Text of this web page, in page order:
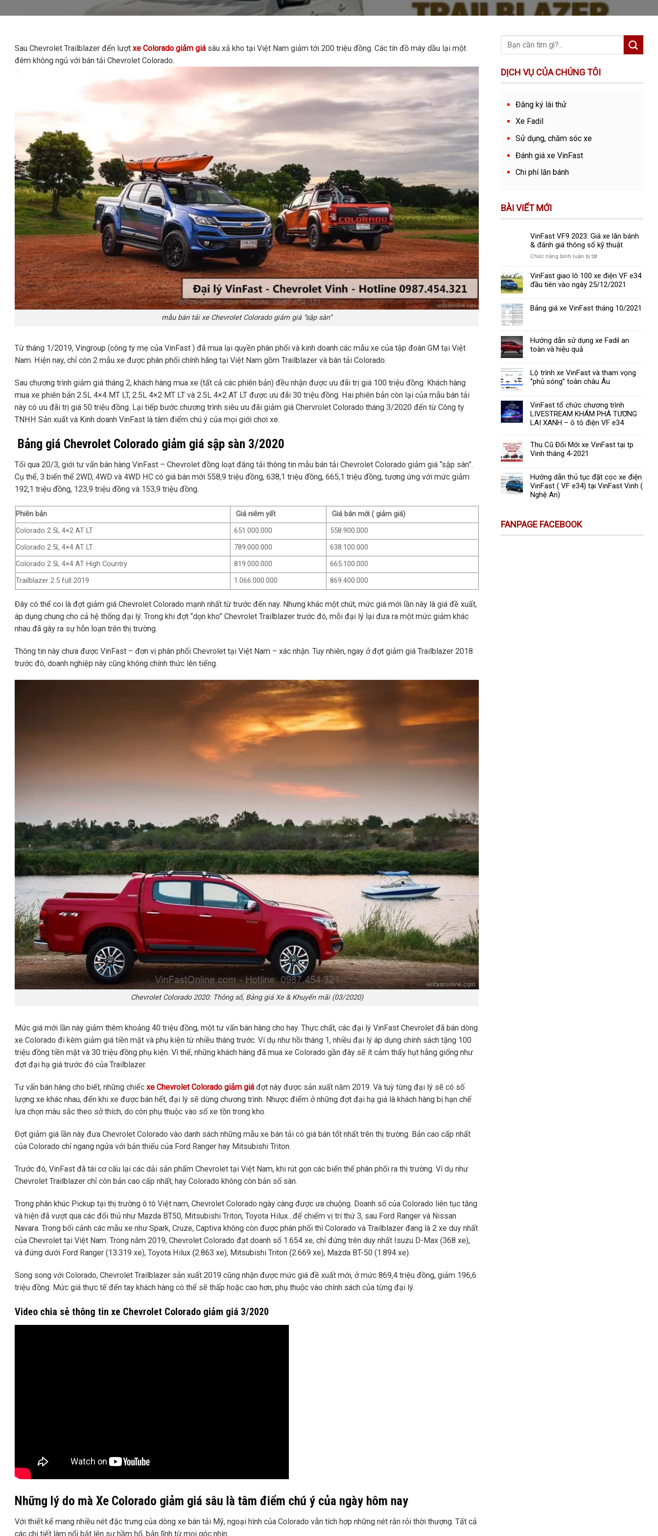
Sau Chevrolet Trailblazer đến lượt xe Colorado giảm giá sâu xả kho tại Việt Nam giảm tới 200 triệu đồng. Các tín đồ máy dầu lại một
đêm không ngủ với bán tải Chevrolet Colorado.
mẫu bán tải xe Chevrolet Colorado giảm giá “sập sàn”
Từ tháng 1/2019, Vingroup (công ty mẹ của VinFast ) đã mua lại quyền phân phối và kinh doanh các mẫu xe của tập đoàn GM tại Việt
Nam. Hiện nay, chỉ còn 2 mẫu xe được phân phối chính hãng tại Việt Nam gồm Trailblazer và bán tải Colorado.
Sau chương trình giảm giá tháng 2, khách hàng mua xe (tất cả các phiên bản) đều nhận được ưu đãi trị giá 100 triệu đồng. Khách hàng
mua xe phiên bản 2.5L 4×4 MT LT, 2.5L 4×2 MT LT và 2.5L 4×2 AT LT được ưu đãi 30 triệu đồng. Hai phiên bản còn lại của mẫu bán tải
này có ưu đãi trị giá 50 triệu đồng. Lại tiếp bước chương trình siêu ưu đãi giảm giá Chervrolet Colorado tháng 3/2020 đến từ Công ty
TNHH Sản xuất và Kinh doanh VinFast là tâm điểm chú ý của mọi giới chơi xe.
Bảng giá Chevrolet Colorado giảm giá sập sàn 3/2020
Tối qua 20/3, giới tư vấn bán hàng VinFast – Chevrolet đồng loạt đăng tải thông tin mẫu bán tải Chevrolet Colorado giảm giá “sập sàn”.
Cụ thể, 3 biến thể 2WD, 4WD và 4WD HC có giá bán mới 558,9 triệu đồng, 638,1 triệu đồng, 665,1 triệu đồng, tương ứng với mức giảm
192,1 triệu đồng, 123,9 triệu đồng và 153,9 triệu đồng.
Phiên bản Giá niêm yết
Giá bán mới ( giảm giá)
Colorado 2.5L 4×2 AT LT
651.000.000
558.900.000
Colorado 2.5L 4×4 AT LT
789.000.000
638.100.000
Colorado 2.5L 4×4 AT High Country
819.000.000
665.100.000
Trailblazer 2.5 full 2019
1.066.000.000 869.400.000
Đây có thể coi là đợt giảm giá Chevrolet Colorado mạnh nhất từ trước đến nay. Nhưng khác một chút, mức giá mới lần này là giá đề xuất,
áp dụng chung cho cả hệ thống đại lý. Trong khi đợt “dọn kho” Chevrolet Trailblazer trước đó, mỗi đại lý lại đưa ra một mức giảm khác
nhau đã gây ra sự hỗn loạn trên thị trường.
Thông tin này chưa được VinFast – đơn vị phân phối Chevrolet tại Việt Nam – xác nhận. Tuy nhiên, ngay ở đợt giảm giá Trailblazer 2018
trước đó, doanh nghiệp này cũng không chính thức lên tiếng.
Chevrolet Colorado 2020: Thông số, Bảng giá Xe & Khuyến mãi (03/2020)
Mức giá mới lần này giảm thêm khoảng 40 triệu đồng, một tư vấn bán hàng cho hay. Thực chất, các đại lý VinFast Chevrolet đã bán dòng
xe Colorado đi kèm giảm giá tiền mặt và phụ kiện từ nhiều tháng trước. Ví dụ như hồi tháng 1, nhiều đại lý áp dụng chính sách tặng 100
triệu đồng tiền mặt và 30 triệu đồng phụ kiện. Vì thế, những khách hàng đã mua xe Colorado gần đây sẽ ít cảm thấy hụt hẫng giống như
đợt đại hạ giá trước đó của Trailblazer.
Tư vấn bán hàng cho biết, những chiếc xe Chevrolet Colorado giảm giá đợt này được sản xuất năm 2019. Và tuỳ từng đại lý sẽ có số
lượng xe khác nhau, đến khi xe được bán hết, đại lý sẽ dừng chương trình. Nhược điểm ở những đợt đại hạ giá là khách hàng bị hạn chế
lựa chọn màu sắc theo sở thích, do còn phụ thuộc vào số xe tồn trong kho.
Đợt giảm giá lần này đưa Chevrolet Colorado vào danh sách những mẫu xe bán tải có giá bán tốt nhất trên thị trường. Bản cao cấp nhất
của Colorado chỉ ngang ngửa với bản thiếu của Ford Ranger hay Mitsubishi Triton.
Trước đó, VinFast đã tái cơ cấu lại các dải sản phẩm Chevrolet tại Việt Nam, khi rút gọn các biến thể phân phối ra thị trường. Ví dụ như
Chevrolet Trailblazer chỉ còn bản cao cấp nhất, hay Colorado không còn bản số sàn.
Trong phân khúc Pickup tại thị trường ô tô Việt nam, Chevrolet Colorado ngày càng được ưa chuộng. Doanh số của Colorado liên tục tăng
và hiện đã vượt qua các đối thủ như Mazda BT50, Mitsubishi Triton, Toyota Hilux…để chiếm vị trí thứ 3, sau Ford Ranger và Nissan
Navara. Trong bối cảnh các mẫu xe như Spark, Cruze, Captiva không còn được phân phối thì Colorado và Trailblazer đang là 2 xe duy nhất
của Chevrolet tại Việt Nam. Trong năm 2019, Chevrolet Colorado đạt doanh số 1.654 xe, chỉ đứng trên duy nhất Isuzu D-Max (368 xe),
và đứng dưới Ford Ranger (13.319 xe), Toyota Hilux (2.863 xe), Mitsubishi Triton (2.669 xe), Mazda BT-50 (1.894 xe).
Song song với Colorado, Chevrolet Trailblazer sản xuất 2019 cũng nhận được mức giá đề xuất mới, ở mức 869,4 triệu đồng, giảm 196,6
triệu đồng. Mức giá thực tế đến tay khách hàng có thể sẽ thấp hoặc cao hơn, phụ thuộc vào chính sách của từng đại lý.
Video chia sẻ thông tin xe Chevrolet Colorado giảm giá 3/2020
Những lý do mà Xe Colorado giảm giá sâu là tâm điểm chú ý của ngày hôm nay
Với thiết kế mang nhiều nét đặc trưng của dòng xe bán tải Mỹ, ngoại hình của Colorado vẫn tích hợp những nét rắn rỏi thời thượng. Tất cả
các chi tiết làm nổi bật lên sự hầm hố, bản lĩnh từ mọi góc nhìn.
DỊCH VỤ CỦA CHÚNG TÔI
Đăng ký lái thử
Xe Fadil
Sử dụng, chăm sóc xe
Đánh giá xe VinFast
Chi phí lăn bánh
BÀI VIẾT MỚI
VinFast VF9 2023: Giá xe lăn bánh
& đánh giá thông số kỹ thuật
Chức năng bình luận bị tắtở
VF9
2023:
lăn
giá
kỹ
thuật
VinFast giao lô 100 xe điện VF e34
đầu tiên vào ngày 25/12/2021
Bảng giá xe VinFast tháng 10/2021
Hướng dẫn sử dụng xe Fadil an
toàn và hiệu quả
Lộ trình xe VinFast và tham vọng
“phủ sóng” toàn châu Âu
VinFast tổ chức chương trình
LIVESTREAM KHÁM PHÁ TƯƠNG
LAI XANH – ô tô điện VF e34
Thu Cũ Đổi Mới xe VinFast tại tp
Vinh tháng 4-2021
Hướng dẫn thủ tục đặt cọc xe điện
VinFast ( VF e34) tại VinFast Vinh (
Nghệ An)
FANPAGE FACEBOOK